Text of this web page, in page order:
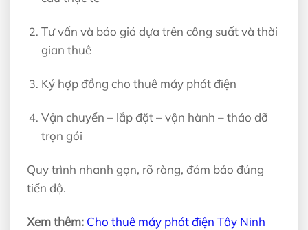
Tư vấn và báo giá dựa trên công suất và thời
gian thuê
Ký hợp đồng cho thuê máy phát điện
Vận chuyển – lắp đặt – vận hành – tháo dỡ
trọn gói
Quy trình nhanh gọn, rõ ràng, đảm bảo đúng
tiến độ.
Xem thêm: Cho thuê máy phát điện Tây Ninh